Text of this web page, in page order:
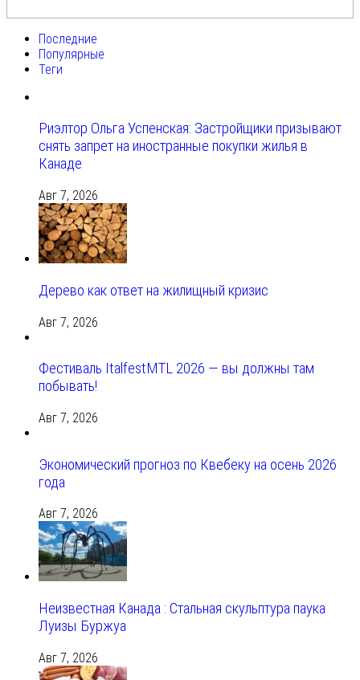
Последние
Популярные
Теги
Риэлтор Ольга Успенская: Застройщики призывают
снять запрет на иностранные покупки жилья в
Канаде
Авг 7, 2026
Дерево как ответ на жилищный кризис
Авг 7, 2026
Фестиваль ItalfestMTL 2026 — вы должны там
побывать!
Авг 7, 2026
Экономический прогноз по Квебеку на осень 2026
года
Авг 7, 2026
Неизвестная Канада : Стальная скульптура паука
Луизы Буржуа
Авг 7, 2026